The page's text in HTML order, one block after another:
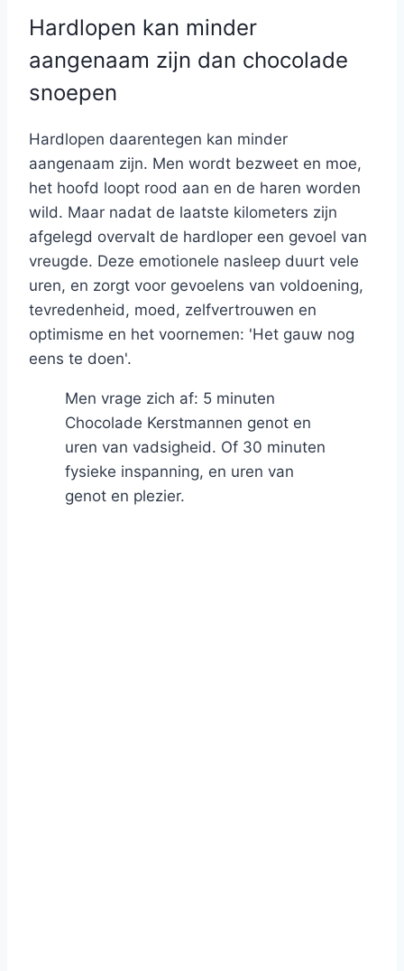
Hardlopen kan minder
aangenaam zijn dan chocolade
snoepen
Hardlopen daarentegen kan minder
aangenaam zijn. Men wordt bezweet en moe,
het hoofd loopt rood aan en de haren worden
wild. Maar nadat de laatste kilometers zijn
afgelegd overvalt de hardloper een gevoel van
vreugde. Deze emotionele nasleep duurt vele
uren, en zorgt voor gevoelens van voldoening,
tevredenheid, moed, zelfvertrouwen en
optimisme en het voornemen: 'Het gauw nog
eens te doen'.
Men vrage zich af: 5 minuten
Chocolade Kerstmannen genot en
uren van vadsigheid. Of 30 minuten
fysieke inspanning, en uren van
genot en plezier.